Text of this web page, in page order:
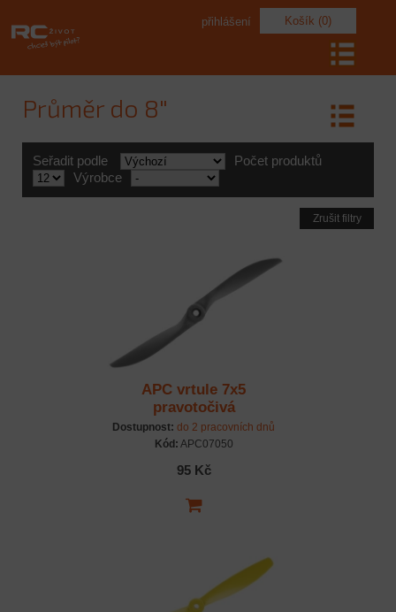
Košík (0)
přihlášení
Průměr do 8"
Seřadit podle
Počet produktů
Výrobce
Zrušit filtry
APC vrtule 7x5
pravotočivá
Dostupnost: do 2 pracovních dnů
Kód: APC07050
95 Kč